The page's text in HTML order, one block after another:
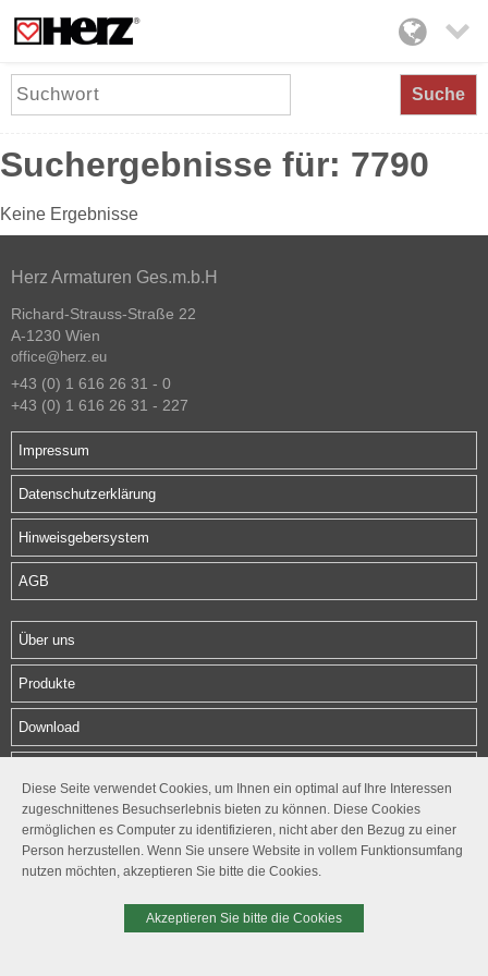
Diese Seite verwendet Cookies, um Ihnen ein optimal auf Ihre Interessen
zugeschnittenes Besuchserlebnis bieten zu können. Diese Cookies
ermöglichen es Computer zu identifizieren, nicht aber den Bezug zu einer
Person herzustellen. Wenn Sie unsere Website in vollem Funktionsumfang
nutzen möchten, akzeptieren Sie bitte die Cookies.
Akzeptieren Sie bitte die Cookies

Suche
Suchergebnisse für: 7790
Keine Ergebnisse
Herz Armaturen Ges.m.b.H
Richard-Strauss-Straße 22
A-1230 Wien
office@herz.eu
+43 (0) 1 616 26 31 - 0
+43 (0) 1 616 26 31 - 227
Impressum
Datenschutzerklärung
Hinweisgebersystem
AGB
Über uns
Produkte
Download
Follow us
   